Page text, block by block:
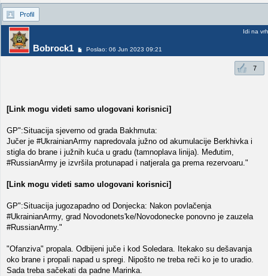
Profil
Bobrock1 Poslao: 06 Jun 2023 09:21
Idi na vrh
7
[Link mogu videti samo ulogovani korisnici]
GP":Situacija sjeverno od grada Bakhmuta:
Jučer je #UkrainianArmy napredovala južno od akumulacije Berkhivka i
stigla do brane i južnih kuća u gradu (tamnoplava linija). Međutim,
#RussianArmy je izvršila protunapad i natjerala ga prema rezervoaru."
[Link mogu videti samo ulogovani korisnici]
GP":Situacija jugozapadno od Donjecka: Nakon povlačenja
#UkrainianArmy, grad Novodonets'ke/Novodonecke ponovno je zauzela
#RussianArmy."
"Ofanziva" propala. Odbijeni juče i kod Soledara. Itekako su dešavanja
oko brane i propali napad u spregi. Nipošto ne treba reči ko je to uradio.
Sada treba sačekati da padne Marinka.